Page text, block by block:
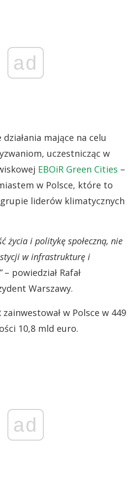
ad
mające na celu
uczestnicząc w
EBOiR Green Cities –
w Polsce, które to
liderów klimatycznych
życia i politykę społeczną, nie
w infrastrukturę i
– powiedział Rafał
Warszawy.
w Polsce w 449
10,8 mld euro.
ad